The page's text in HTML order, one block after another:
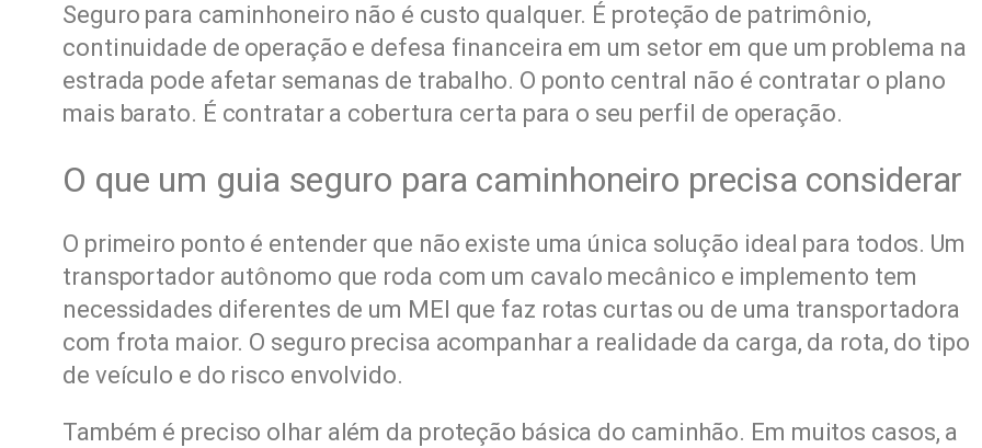
Seguro para caminhoneiro não é custo qualquer. É proteção de patrimônio,
continuidade de operação e defesa financeira em um setor em que um problema na
estrada pode afetar semanas de trabalho. O ponto central não é contratar o plano
mais barato. É contratar a cobertura certa para o seu perfil de operação.
O que um guia seguro para caminhoneiro precisa considerar
O primeiro ponto é entender que não existe uma única solução ideal para todos. Um
transportador autônomo que roda com um cavalo mecânico e implemento tem
necessidades diferentes de um MEI que faz rotas curtas ou de uma transportadora
com frota maior. O seguro precisa acompanhar a realidade da carga, da rota, do tipo
de veículo e do risco envolvido.
Também é preciso olhar além da proteção básica do caminhão. Em muitos casos, a